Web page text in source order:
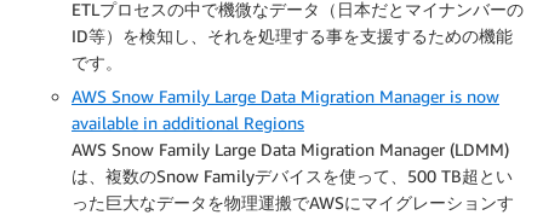
ETLプロセスの中で機微なデータ（日本だとマイナンバーの
ID等）を検知し、それを処理する事を支援するための機能
です。
AWS Snow Family Large Data Migration Manager is now
available in additional Regions
AWS Snow Family Large Data Migration Manager (LDMM)
は、複数のSnow Familyデバイスを使って、500 TB超とい
った巨大なデータを物理運搬でAWSにマイグレーションす